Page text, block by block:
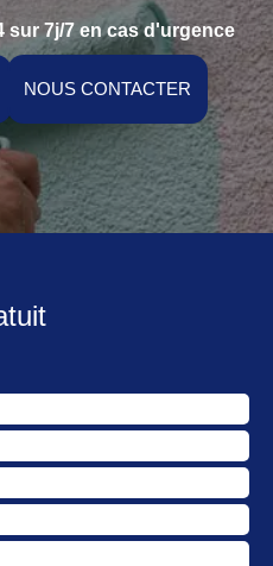
sur 7j/7 en cas d'urgence
NOUS CONTACTER